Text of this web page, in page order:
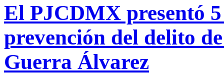
El PJCDMX presentó
prevención del delito
Guerra Álvarez